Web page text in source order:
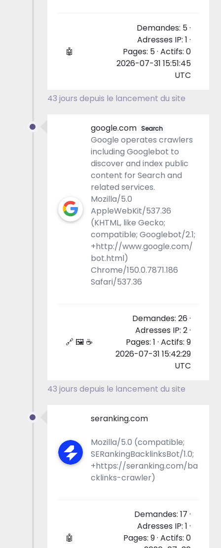
🤖
Demandes: 5 ·
Adresses IP: 1 ·
Pages: 5 · Actifs: 0
2026-07-31 15:51:45
UTC
43 jours depuis le lancement du site
google.com Search
Google operates crawlers
including Googlebot to
discover and index public
content for Search and
related services.
Mozilla/5.0
AppleWebKit/537.36
(KHTML, like Gecko;
compatible; Googlebot/2.1;
+http://www.google.com/
bot.html)
Chrome/150.0.7871.186
Safari/537.36
🔗 🖼 ☕
Demandes: 26 ·
Adresses IP: 2 ·
Pages: 1 · Actifs: 9
2026-07-31 15:42:29
UTC
43 jours depuis le lancement du site
seranking.com
Mozilla/5.0 (compatible;
SERankingBacklinksBot/1.0;
+https://seranking.com/ba
cklinks-crawler)
🤖
Demandes: 17 ·
Adresses IP: 1 ·
Pages: 9 · Actifs: 0